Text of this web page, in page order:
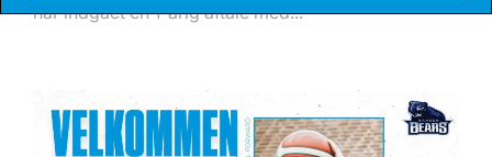
har indgået en 1-årig aftale med...